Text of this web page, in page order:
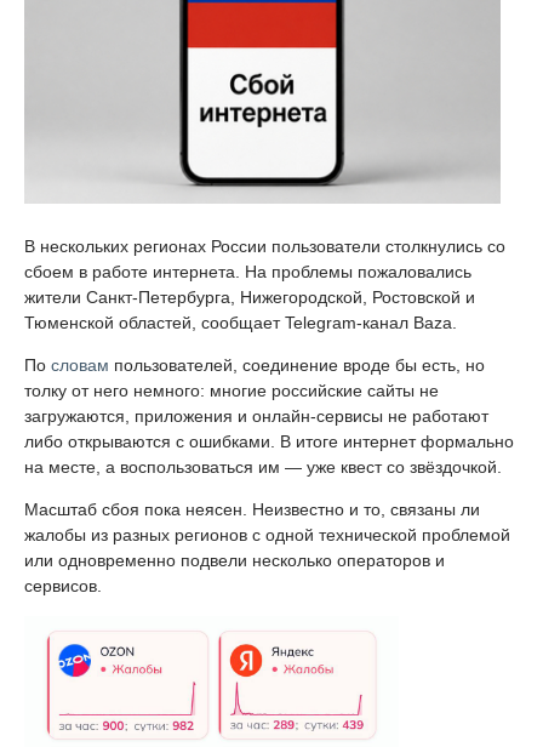
В нескольких регионах России пользователи столкнулись со
сбоем в работе интернета. На проблемы пожаловались
жители Санкт-Петербурга, Нижегородской, Ростовской и
Тюменской областей, сообщает Telegram-канал Baza.
По словам пользователей, соединение вроде бы есть, но
толку от него немного: многие российские сайты не
загружаются, приложения и онлайн-сервисы не работают
либо открываются с ошибками. В итоге интернет формально
на месте, а воспользоваться им — уже квест со звёздочкой.
Масштаб сбоя пока неясен. Неизвестно и то, связаны ли
жалобы из разных регионов с одной технической проблемой
или одновременно подвели несколько операторов и
сервисов.